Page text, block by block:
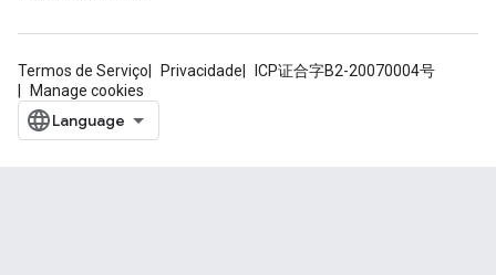
Termos de Serviço Privacidade
ICP证合字B2-20070004号
Manage cookies